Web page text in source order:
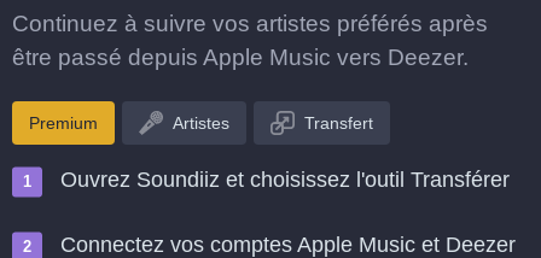
Continuez à suivre vos artistes préférés après
être passé depuis Apple Music vers Deezer.
Premium Artistes Transfert
Ouvrez Soundiiz et choisissez l'outil Transférer
Connectez vos comptes Apple Music et Deezer